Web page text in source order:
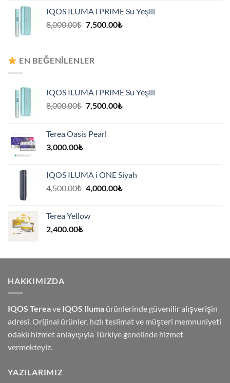
7,500.00₺.
IQOS ILUMA i PRIME Su Yeşili
8,000.00₺ Orijinal
7,500.00₺Şu
EN BEĞENILENLER
IQOS ILUMA i PRIME Su Yeşili
8,000.00₺ Orijinal
7,500.00₺Şu
Terea Oasis Pearl
3,000.00₺
IQOS ILUMA i ONE Siyah
4,500.00₺ Orijinal
4,000.00₺Şu
Terea Yellow
2,400.00₺
HAKKIMIZDA
IQOS Tereave IQOS Iluma ürünlerinde güvenilir alışverişin
adresi. Orijinal ürünler, hızlı teslimat ve müşteri memnuniyeti
odaklı hizmet anlayışıyla Türkiye genelinde hizmet
vermekteyiz.
YAZILARIMIZ